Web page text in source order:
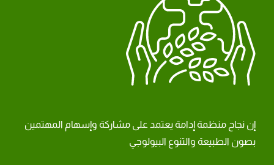
إن نجاح منظمة إدامة يعتمد على مشاركة وإسهام المهتمين
بصون الطبيعة والتنوع البيولوجي